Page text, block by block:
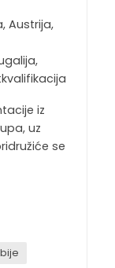
Austrija,
iz
uz
se